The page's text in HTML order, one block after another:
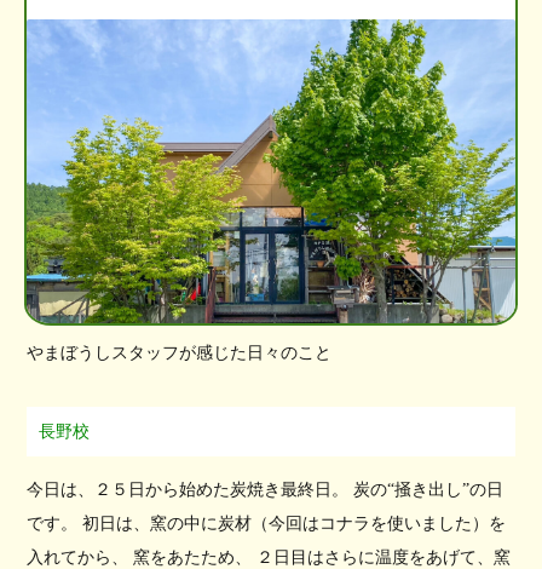
やまぼうしスタッフが感じた日々のこと
長野校
今日は、２５日から始めた炭焼き最終日。 炭の“掻き出し”の日
です。 初日は、窯の中に炭材（今回はコナラを使いました）を
入れてから、 窯をあたため、 ２日目はさらに温度をあげて、窯